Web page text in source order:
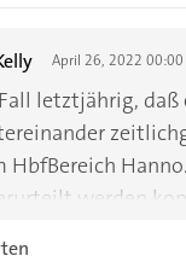
April 26, 2022 00:00
letztjährig, daß
HbfBereich
werden
keinen